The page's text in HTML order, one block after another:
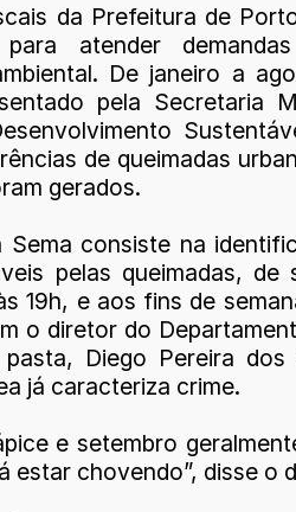
da Prefeitura de
atender
De janeiro a
pela Secretaria
de queimadas
gerados.
Sema consiste na
pelas queimadas, de
19h, e aos fins de
o diretor do
pasta, Diego Pereira dos
já caracteriza crime.
e setembro
estar chovendo”, disse o